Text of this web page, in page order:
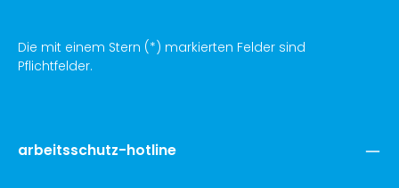
Die mit einem Stern (*) markierten Felder sind
Pflichtfelder.
arbeitsschutz-hotline